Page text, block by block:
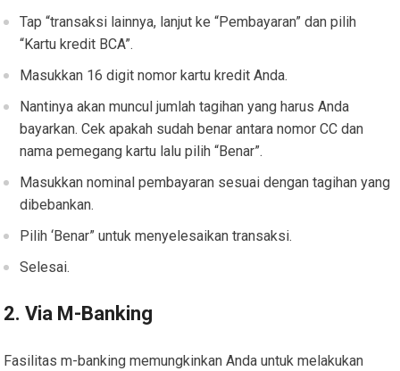
Tap “transaksi lainnya, lanjut ke “Pembayaran” dan pilih
“Kartu kredit BCA”.
Masukkan 16 digit nomor kartu kredit Anda.
Nantinya akan muncul jumlah tagihan yang harus Anda
bayarkan. Cek apakah sudah benar antara nomor CC dan
nama pemegang kartu lalu pilih “Benar”.
Masukkan nominal pembayaran sesuai dengan tagihan yang
dibebankan.
Pilih ‘Benar” untuk menyelesaikan transaksi.
Selesai.
2. Via M-Banking
Fasilitas m-banking memungkinkan Anda untuk melakukan